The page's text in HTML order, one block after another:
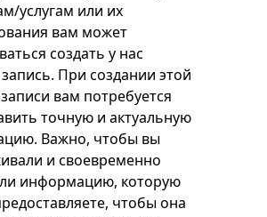
услугам или их
вам может
создать у нас
При создании этой
вам потребуется
точную и актуальную
Важно, чтобы вы
и своевременно
информацию, которую
чтобы она